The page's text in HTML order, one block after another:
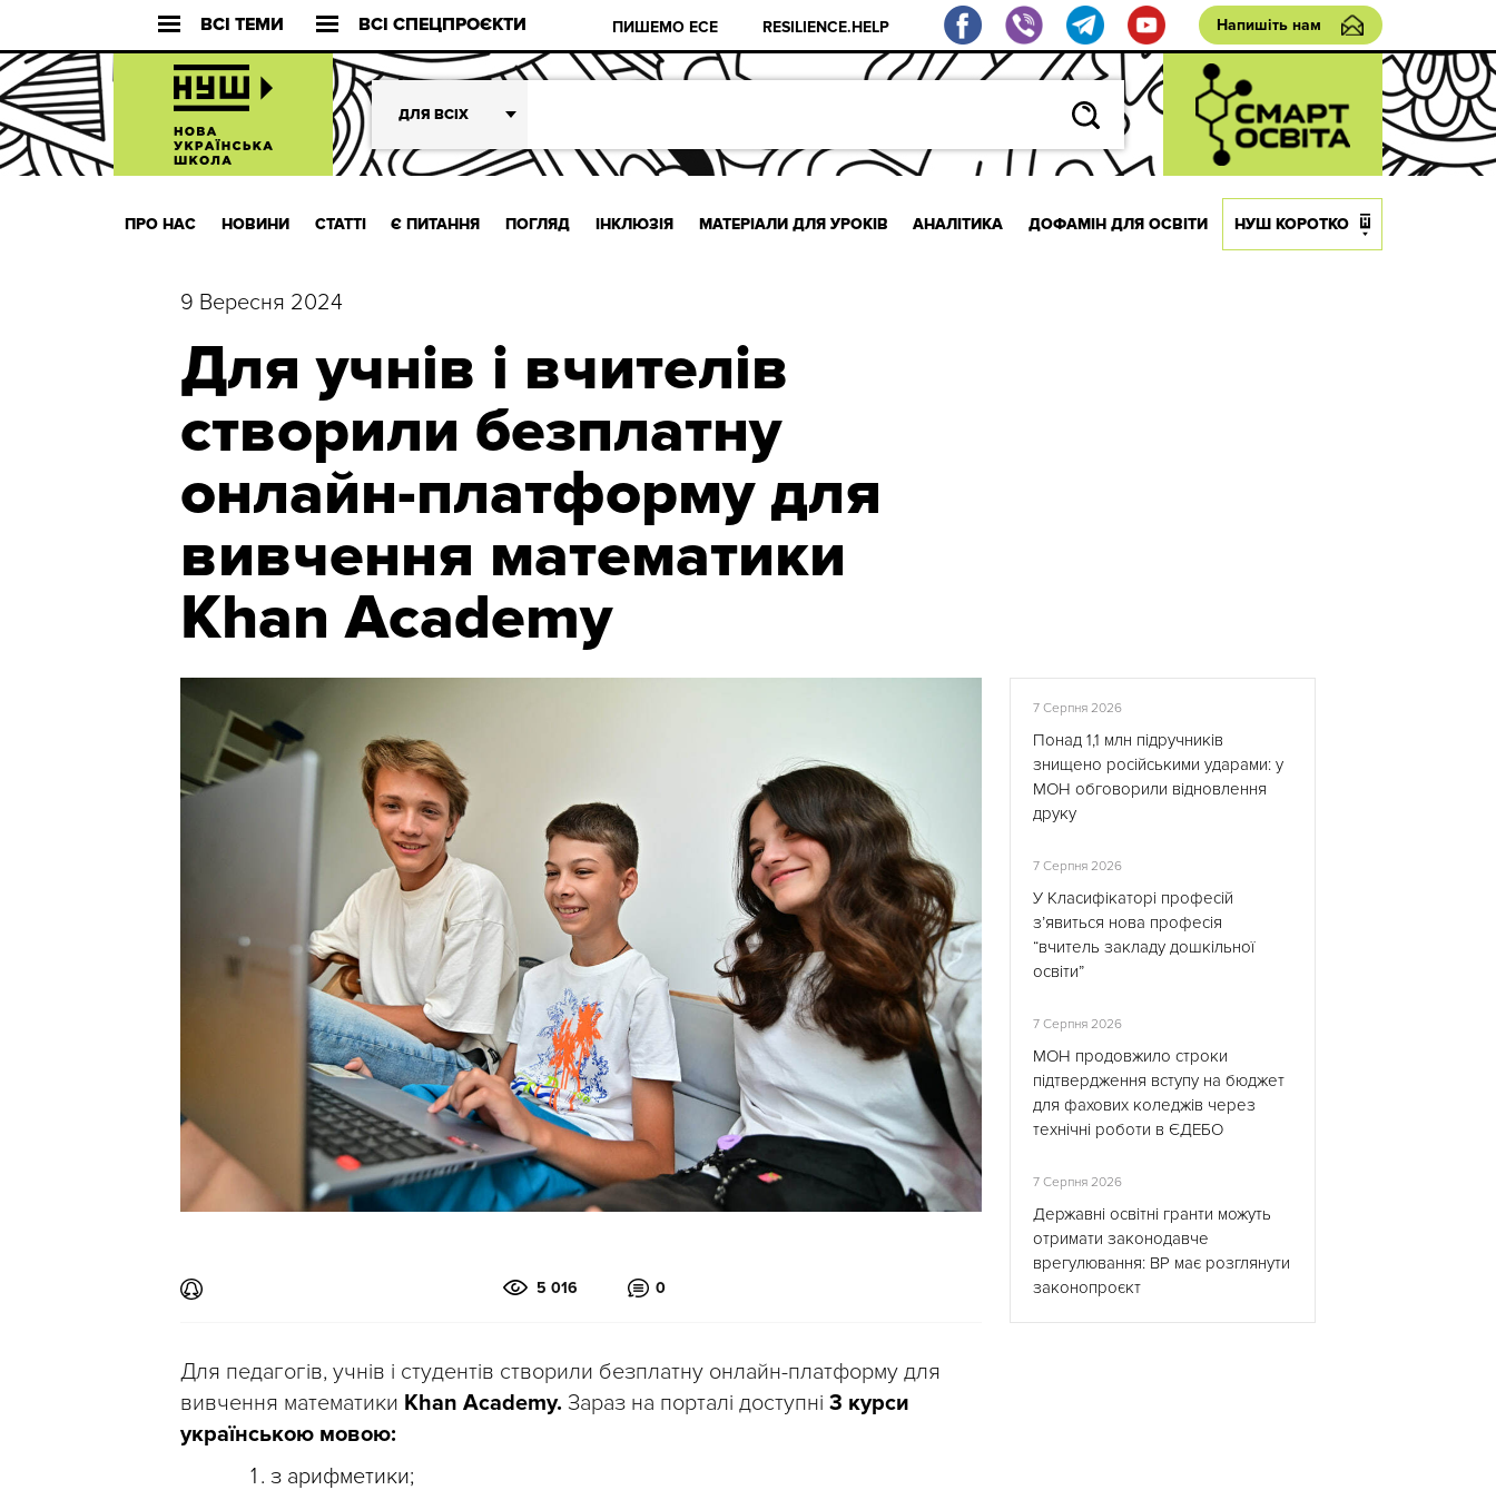
ВСІ ТЕМИ ВСІ СПЕЦПРОЄКТИ ПИШЕМО ЕСЕ RESILIENCE.HELP Напишіть нам
ДЛЯ ВСІХ
ПРО НАС НОВИНИ СТАТТІ Є ПИТАННЯ ПОГЛЯД ІНКЛЮЗІЯ МАТЕРІАЛИ ДЛЯ УРОКІВ АНАЛІТИКА ДОФАМІН ДЛЯ ОСВІТИ НУШ КОРОТКО
9 Вересня 2024
Для учнів і вчителів
створили безплатну
онлайн-платформу для
вивчення математики
Khan Academy
5 016 0
Для педагогів, учнів і студентів створили безплатну онлайн-платформу для
вивчення математики Khan Academy. Зараз на порталі доступні 3 курси
українською мовою:
з арифметики;
7 Серпня 2026
Понад 1,1 млн підручників
знищено російськими ударами: у
МОН обговорили відновлення
друку
7 Серпня 2026
У Класифікаторі професій
з’явиться нова професія
“вчитель закладу дошкільної
освіти”
7 Серпня 2026
МОН продовжило строки
підтвердження вступу на бюджет
для фахових коледжів через
технічні роботи в ЄДЕБО
7 Серпня 2026
Державні освітні гранти можуть
отримати законодавче
врегулювання: ВР має розглянути
законопроєкт